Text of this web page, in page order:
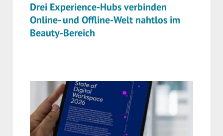
Drei Experience-Hubs verbinden
Online- und Offline-Welt nahtlos im
Beauty-Bereich